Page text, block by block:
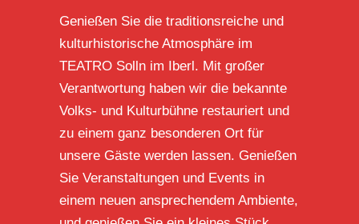
Genießen Sie die traditionsreiche und
kulturhistorische Atmosphäre im
TEATRO Solln im Iberl. Mit großer
Verantwortung haben wir die bekannte
Volks- und Kulturbühne restauriert und
zu einem ganz besonderen Ort für
unsere Gäste werden lassen. Genießen
Sie Veranstaltungen und Events in
einem neuen ansprechendem Ambiente,